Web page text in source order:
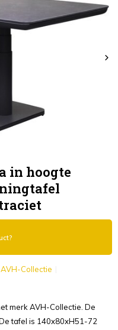
in hoogte
AVH-Collectie
merk AVH-Collectie. De
tafel is 140x80xH51-72